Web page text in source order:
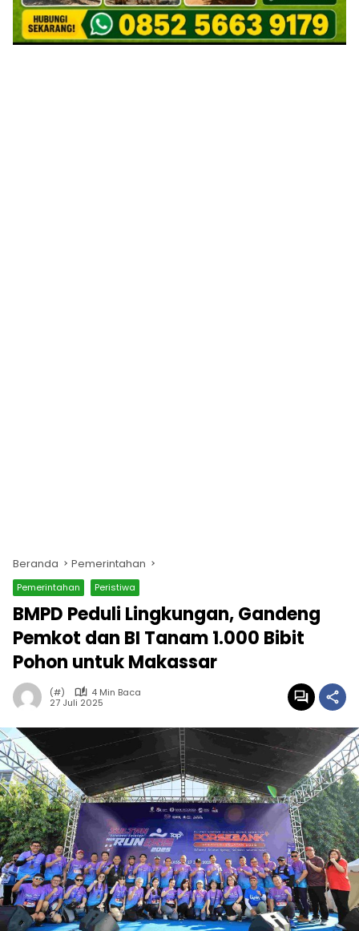
Beranda Pemerintahan
Pemerintahan Peristiwa
BMPD Peduli Lingkungan, Gandeng
Pemkot dan BI Tanam 1.000 Bibit
Pohon untuk Makassar
(#)
4 Min Baca
27 Juli 2025